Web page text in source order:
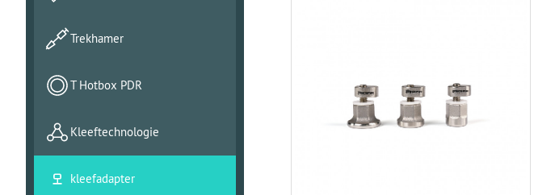
Trekhamer
T Hotbox PDR
Kleeftechnologie
kleefadapter